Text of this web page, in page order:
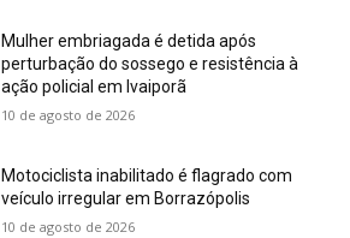
Mulher embriagada é detida após
perturbação do sossego e resistência à
ação policial em Ivaiporã
10 de agosto de 2026
Motociclista inabilitado é flagrado com
veículo irregular em Borrazópolis
10 de agosto de 2026